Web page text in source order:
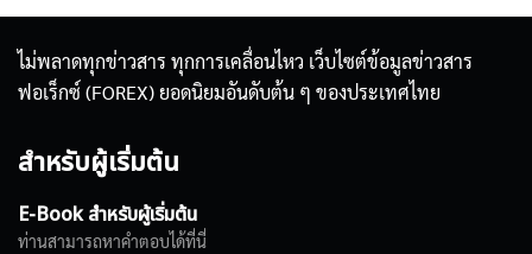
ไม่พลาดทุกข่าวสาร ทุกการเคลื่อนไหว เว็บไซต์ข้อมูลข่าวสาร
ฟอเร็กซ์ (FOREX) ยอดนิยมอันดับต้น ๆ ของประเทศไทย
สำหรับผู้เริ่มต้น
E-Book สำหรับผู้เริ่มต้น
ท่านสามารถหาคำตอบได้ที่นี่